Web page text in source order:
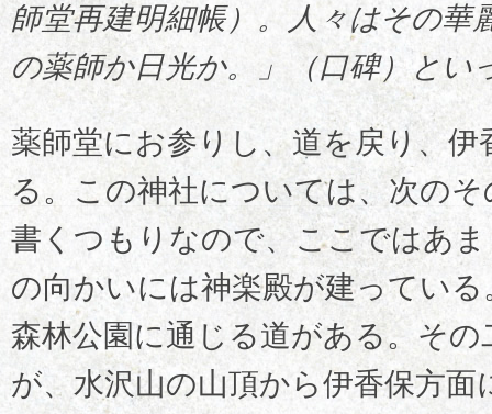
師堂再建明細帳）。人々はその華
の薬師か日光か。」（口碑）とい
薬師堂にお参りし、道を戻り、伊
る。この神社については、次の
書くつもりなので、ここではあ
の向かいには神楽殿が建ってい
森林公園に通じる道がある。そ
が、水沢山の山頂から伊香保方面